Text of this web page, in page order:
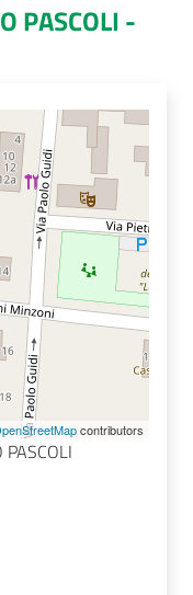
PASCOLI -
contributors